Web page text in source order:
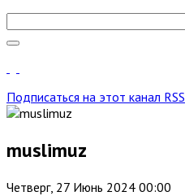
Подписаться на этот канал RSS
muslimuz
Четверг, 27 Июнь 2024 00:00